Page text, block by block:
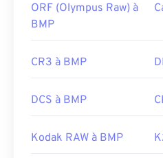
us/windows/win32/gdi/
ORF (Olympus Raw) à
BMP
CR3 à BMP
DCS à BMP
Kodak RAW à BMP